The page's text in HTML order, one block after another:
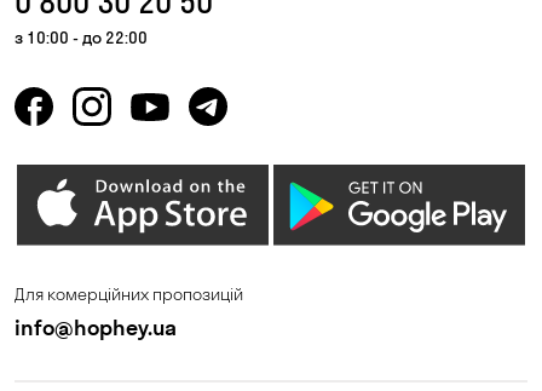
Горішні Плавні
Зазим’є Запоріжжя
Кам'яні Потоки
з 10:00 - до 22:00
Для комерційних пропозицій
info@hophey.ua